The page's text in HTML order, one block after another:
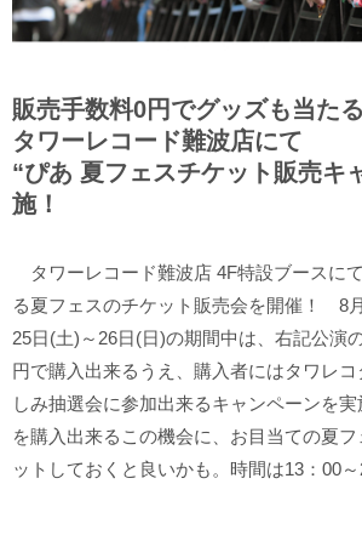
販売手数料0円でグッズも当たる
タワーレコード難波店にて
“ぴあ 夏フェスチケット販売キ
施！
タワーレコード難波店 4F特設ブースに
る夏フェスのチケット販売会を開催！ 8
25日(土)～26日(日)の期間中は、右記公演
円で購入出来るうえ、購入者にはタワレ
しみ抽選会に参加出来るキャンペーンを
を購入出来るこの機会に、お目当ての夏
ットしておくと良いかも。時間は13：00～